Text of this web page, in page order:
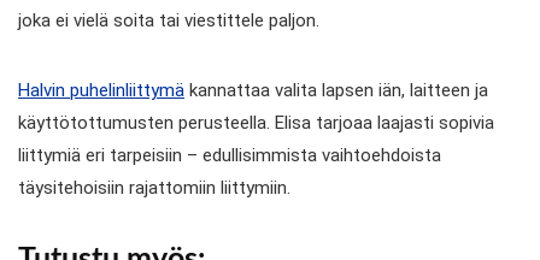
joka ei vielä soita tai viestittele paljon.
Halvin puhelinliittymä kannattaa valita lapsen iän, laitteen ja
käyttötottumusten perusteella. Elisa tarjoaa laajasti sopivia
liittymiä eri tarpeisiin – edullisimmista vaihtoehdoista
täysitehoisiin rajattomiin liittymiin.